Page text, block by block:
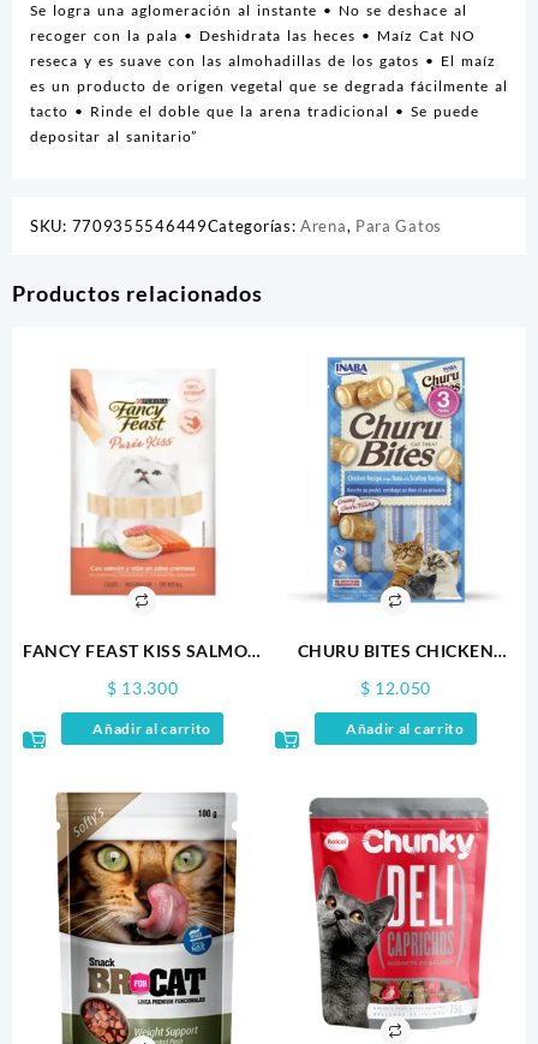
Se logra una aglomeración al instante • No se deshace al
recoger con la pala • Deshidrata las heces • Maíz Cat NO
reseca y es suave con las almohadillas de los gatos • El maíz
es un producto de origen vegetal que se degrada fácilmente al
tacto • Rinde el doble que la arena tradicional • Se puede
depositar al sanitario”
SKU: 7709355546449Categorías:Arena, Para Gatos
Productos relacionados
FANCY FEAST KISS SALMON
$ 13.300
Añadir al carrito
CHURU BITES CHICKEN
RECIPE X 3
$ 12.050
Añadir al carrito